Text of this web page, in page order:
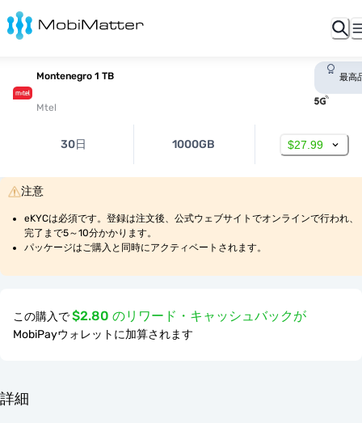
Montenegro 1 TB
Mtel
最高
30日 1000GB $27.99
注意
eKYCは必須です。登録は注文後、公式ウェブサイトでオンラインで行われ、
完了まで5～10分かかります。
パッケージはご購入と同時にアクティベートされます。
この購入で$2.80 のリワード・キャッシュバックが
MobiPayウォレットに加算されます
詳細